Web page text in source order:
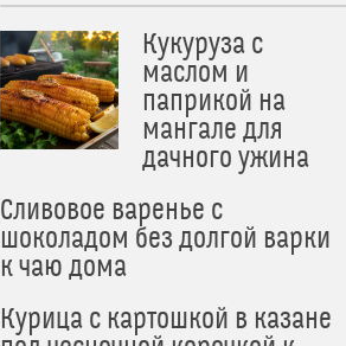
Кукуруза с
маслом и
паприкой на
мангале для
дачного ужина
Сливовое варенье с
шоколадом без долгой варки
к чаю дома
Курица с картошкой в казане